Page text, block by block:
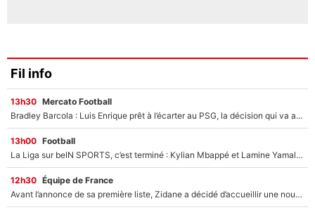
Fil info
13h30 Mercato Football
Bradley Barcola : Luis Enrique prêt à l’écarter au PSG, la décision qui va accélérer son transfert à Liverpool ?
13h00 Football
La Liga sur beIN SPORTS, c’est terminé : Kylian Mbappé et Lamine Yamal changent de chaîne, «le moment était venu d'ouvrir un nouveau chapitre»
12h30 Équipe de France
Avant l’annonce de sa première liste, Zidane a décidé d’accueillir une nouvelle tête en équipe de France